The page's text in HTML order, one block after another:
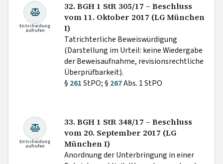
Entscheidung
aufrufen
32. BGH 1 StR 305/17 – Beschluss
vom 11. Oktober 2017 (LG München
I)
Tatrichterliche Beweiswürdigung
(Darstellung im Urteil: keine Wiedergabe
der Beweisaufnahme, revisionsrechtliche
Überprüfbarkeit).
§ 261StPO; § 267Abs. 1 StPO
Entscheidung
aufrufen
33. BGH 1 StR 348/17 – Beschluss
vom 20. September 2017 (LG
München I)
Anordnung der Unterbringung in einer